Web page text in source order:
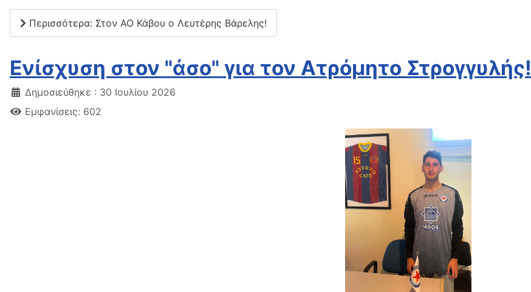
Περισσότερα: Στον ΑΟ Κάβου ο Λευτέρης Βάρελης!
Ενίσχυση στον "άσο" για τον Ατρόμητο Στρογγυλής!
Δημοσιεύθηκε : 30 Ιουλίου 2026
Εμφανίσεις: 602